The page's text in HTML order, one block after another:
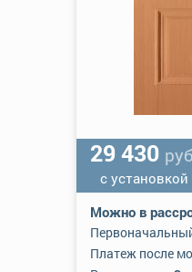
29 430
с установкой
Можно в
Платеж после